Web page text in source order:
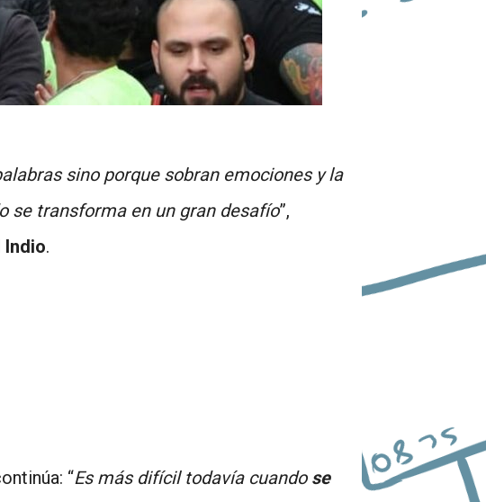
sino porque sobran emociones y la
se transforma en un gran desafío”,
Indio.
“Es más difícil todavía cuando se